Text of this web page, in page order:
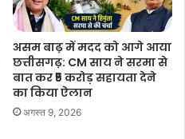
असम बाढ़ में मदद को आगे आया
छत्तीसगढ़: CM साय ने सरमा से
बात कर ₹5 करोड़ सहायता देने
का किया ऐलान
अगस्त 9, 2026